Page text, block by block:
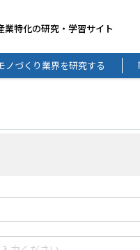
特化の研究・学習サイト
ノづくり業界を研究する